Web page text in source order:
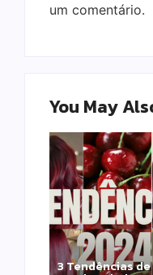
um comentário.
You May
3 Tendências de
Detox Capilar:
que remover